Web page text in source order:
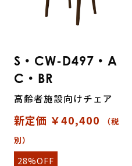
S・CW-D497・A
C・BR
高齢者施設向けチェア
新定価 ￥40,400
（税
別）
28%OFF